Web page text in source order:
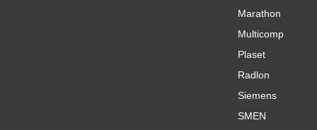
Marathon
Multicomp
Plaset
Radlon
Siemens
SMEN